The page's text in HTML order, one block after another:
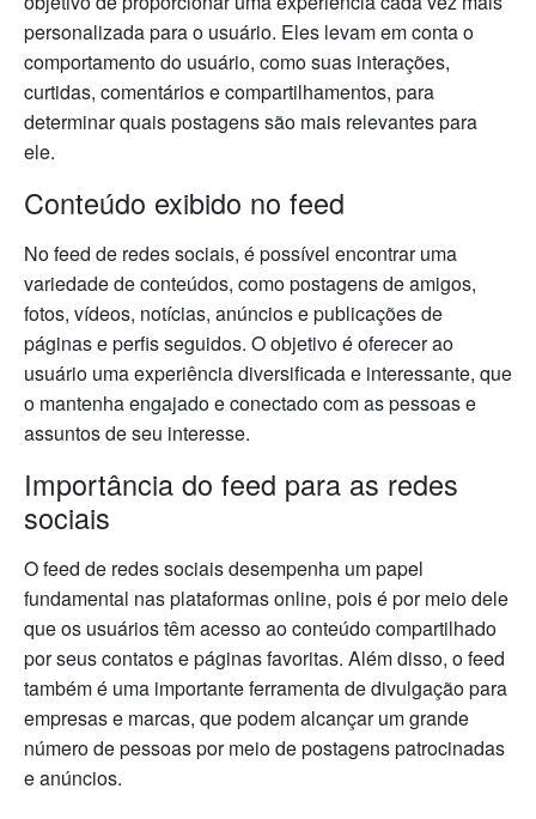
personalizada para o usuário. Eles levam em conta o
comportamento do usuário, como suas interações,
curtidas, comentários e compartilhamentos, para
determinar quais postagens são mais relevantes para
ele.
Conteúdo exibido no feed
No feed de redes sociais, é possível encontrar uma
variedade de conteúdos, como postagens de amigos,
fotos, vídeos, notícias, anúncios e publicações de
páginas e perfis seguidos. O objetivo é oferecer ao
usuário uma experiência diversificada e interessante, que
o mantenha engajado e conectado com as pessoas e
assuntos de seu interesse.
Importância do feed para as redes
sociais
O feed de redes sociais desempenha um papel
fundamental nas plataformas online, pois é por meio dele
que os usuários têm acesso ao conteúdo compartilhado
por seus contatos e páginas favoritas. Além disso, o feed
também é uma importante ferramenta de divulgação para
empresas e marcas, que podem alcançar um grande
número de pessoas por meio de postagens patrocinadas
e anúncios.